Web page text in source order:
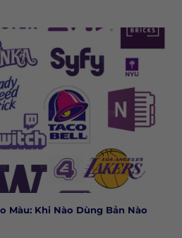
Màu: Khi Nào Dùng Bản Nào